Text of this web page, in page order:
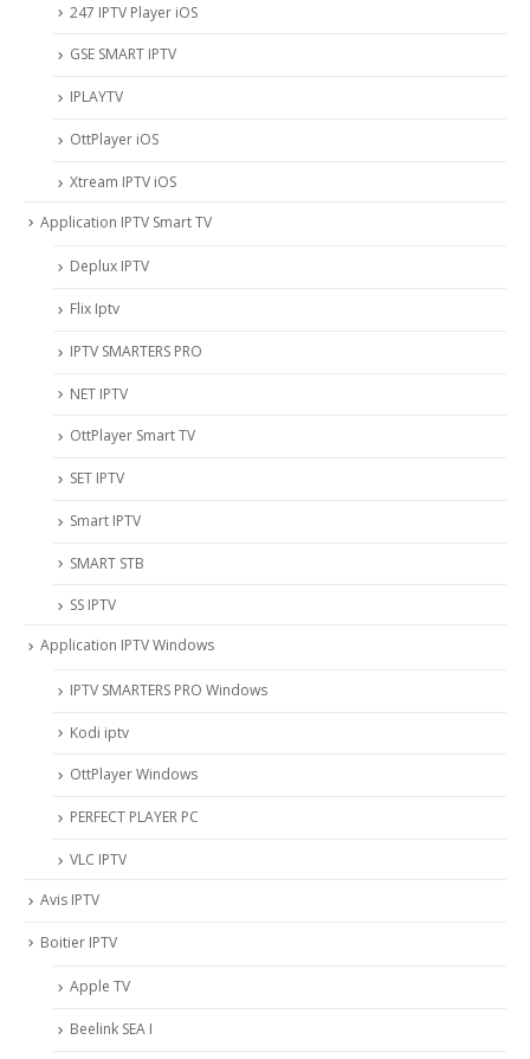
247 IPTV Player iOS
‎GSE SMART IPTV
IPLAYTV
OttPlayer iOS
Xtream IPTV iOS
Application IPTV Smart TV
Deplux IPTV
Flix Iptv
IPTV SMARTERS PRO
NET IPTV
OttPlayer Smart TV
SET IPTV
Smart IPTV
SMART STB
SS IPTV
Application IPTV Windows
IPTV SMARTERS PRO Windows
Kodi iptv
OttPlayer Windows
PERFECT PLAYER PC
VLC IPTV
Avis IPTV
Boitier IPTV
Apple TV
Beelink SEA I